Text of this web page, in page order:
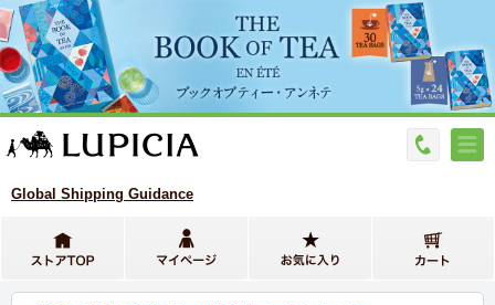
Global Shipping Guidance